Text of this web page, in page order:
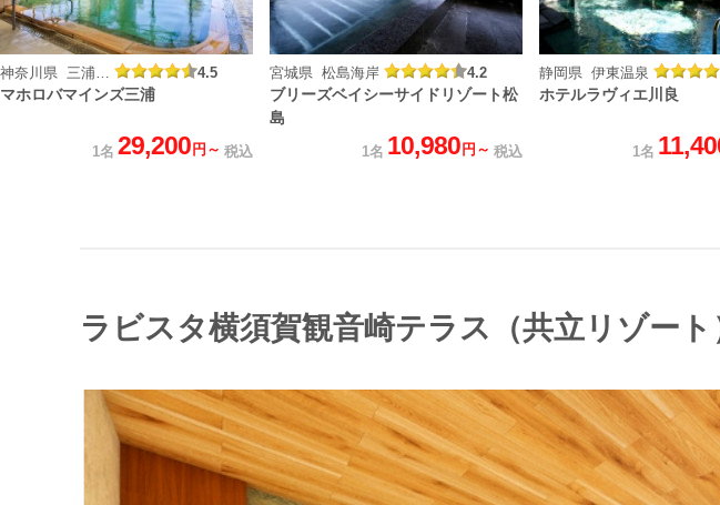
4.5
マホロバマインズ三浦
1名 29,200 円～ 税込
宮城県 松島海岸 4.2
ブリーズベイシーサイドリゾート松
島
1名 10,980 円～ 税込
静岡県 伊東温泉
ホテルラヴィエ川良
1名
ラビスタ横須賀観音崎テラス（共立リゾー